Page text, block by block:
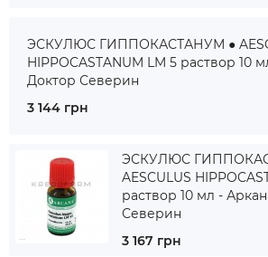
ЭСКУЛЮС ГИППОКАСТАНУМ ●
HIPPOCASTANUM LM 5 раствор 10
Доктор Северин
3 144 грн
ЭСКУЛЮС
AESCULUS
раствор 10 мл -
Северин
3 167 грн